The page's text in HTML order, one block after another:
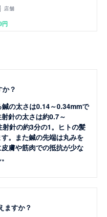
店舗
円
？
の太さは0.14～0.34mmで
針の太さは約0.7～
針の約3分の1。ヒトの髪
。また鍼の先端は丸みを
膚や筋肉での抵抗が少な
ますか？